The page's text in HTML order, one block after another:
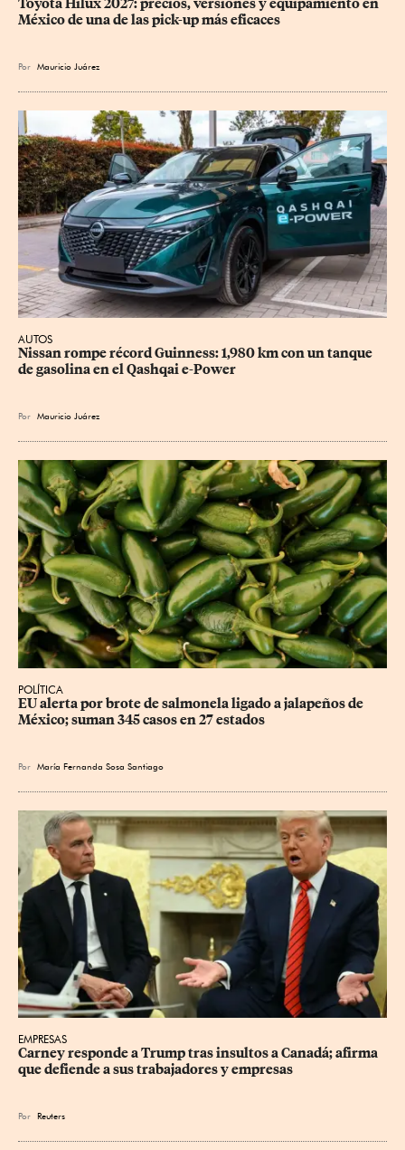
Toyota Hilux 2027: precios, versiones y equipamiento en
México de una de las pick-up más eficaces
Por Mauricio Juárez
AUTOS
Nissan rompe récord Guinness: 1,980 km con un tanque
de gasolina en el Qashqai e-Power
Por Mauricio Juárez
POLÍTICA
EU alerta por brote de salmonela ligado a jalapeños de
México; suman 345 casos en 27 estados
Por María Fernanda Sosa Santiago
EMPRESAS
Carney responde a Trump tras insultos a Canadá; afirma
que defiende a sus trabajadores y empresas
Por Reuters